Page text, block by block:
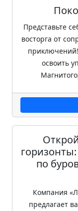
Представьте
восторга от
освоить
по
Компания
предлагает